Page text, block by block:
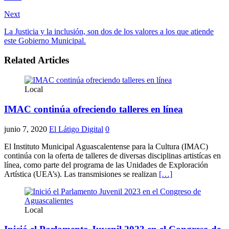
Next
La Justicia y la inclusión, son dos de los valores a los que atiende
este Gobierno Municipal.
Related Articles
Local
IMAC continúa ofreciendo talleres en línea
junio 7, 2020 El Látigo Digital 0
El Instituto Municipal Aguascalentense para la Cultura (IMAC)
continúa con la oferta de talleres de diversas disciplinas artistícas en
línea, como parte del programa de las Unidades de Exploración
Artística (UEA’s). Las transmisiones se realizan […]
Local